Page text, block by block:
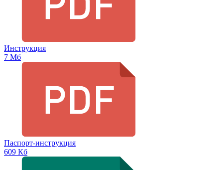
Инструкция
7 Мб
Паспорт-инструкция
609 Кб